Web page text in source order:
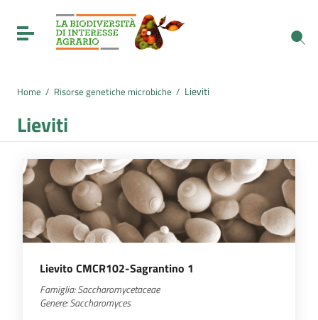
Vai al menu di navigazione
Vai al footer
Toggle navigation
Home / Risorse genetiche microbiche / Lieviti
Lieviti
Lievito CMCR102-Sagrantino 1
Famiglia:Saccharomycetaceae
Genere:Saccharomyces